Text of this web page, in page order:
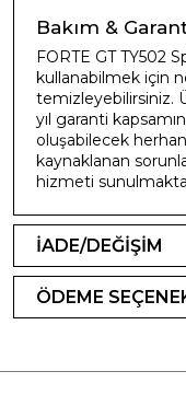
Bakım &
FORTE GT TY502
kullanabilmek için
temizleyebilirsiniz.
yıl garanti
oluşabilecek
kaynaklanan
hizmeti
İADE/DEĞİŞİM
ÖDEME